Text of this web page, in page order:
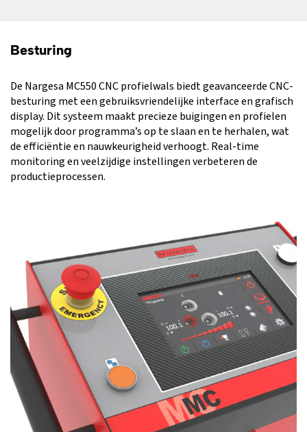
Besturing
De Nargesa MC550 CNC profielwals biedt geavanceerde CNC-
besturing met een gebruiksvriendelijke interface en grafisch
display. Dit systeem maakt precieze buigingen en profielen
mogelijk door programma’s op te slaan en te herhalen, wat
de efficiëntie en nauwkeurigheid verhoogt. Real-time
monitoring en veelzijdige instellingen verbeteren de
productieprocessen.